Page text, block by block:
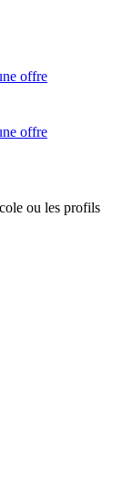
offre
offre
ou les profils